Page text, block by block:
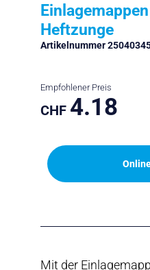
Heftzunge
Artikelnummer
Empfohlener Preis
CHF 4.18
Mit der